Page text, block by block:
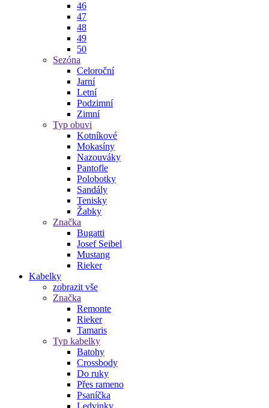
46
47
48
49
50
Sezóna
Celoroční
Jarní
Letní
Podzimní
Zimní
Typ obuvi
Kotníkové
Mokasíny
Nazouváky
Pantofle
Polobotky
Sandály
Tenisky
Žabky
Značka
Bugatti
Josef Seibel
Mustang
Rieker
Kabelky
zobrazit vše
Značka
Remonte
Rieker
Tamaris
Typ kabelky
Batohy
Crossbody
Do ruky
Přes rameno
Psaníčka